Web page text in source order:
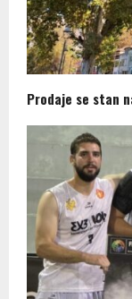
Prodaje se stan